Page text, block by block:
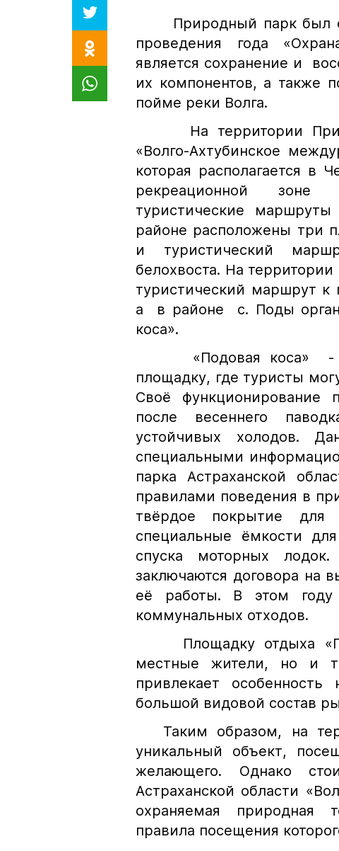
Природный парк был
проведения года
является сохранение и
их компонентов, а также
пойме реки Волга.
На территории
«Волго-Ахтубинское
которая располагается в
рекреационной зоне
туристические
районе расположены три
и туристический
белохвоста. На
туристический маршрут к
а в районе с. Поды
коса».
«Подовая коса» -
площадку, где туристы
Своё функционирование
после весеннего
устойчивых холодов.
специальными
парка Астраханской
правилами поведения в
твёрдое покрытие для
специальные ёмкости
спуска моторных
заключаются договора на
её работы. В этом
коммунальных отходов.
Площадку отдыха
местные жители, но и
привлекает
большой видовой состав
Таким образом, на
уникальный объект,
желающего. Однако
Астраханской области
охраняемая природная
правила посещения